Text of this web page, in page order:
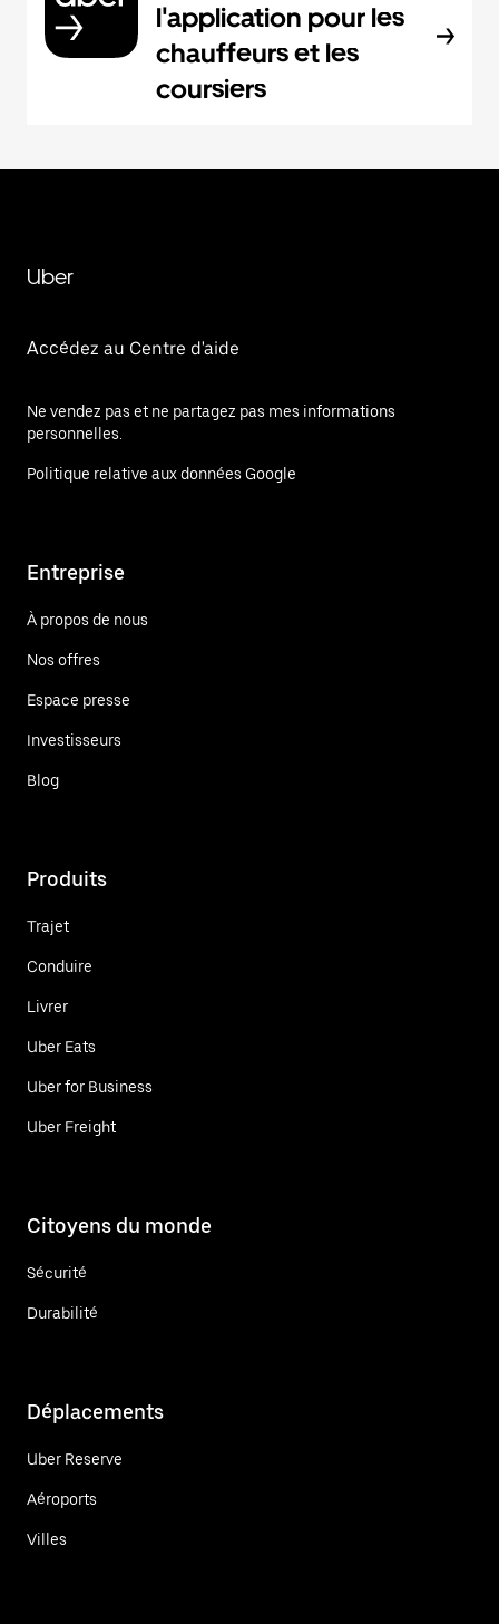
l'application pour les
chauffeurs et les
coursiers
Uber
Accédez au Centre d'aide
Ne vendez pas et ne partagez pas mes informations
personnelles.
Politique relative aux données Google
Entreprise
À propos de nous
Nos offres
Espace presse
Investisseurs
Blog
Produits
Trajet
Conduire
Livrer
Uber Eats
Uber for Business
Uber Freight
Citoyens du monde
Sécurité
Durabilité
Déplacements
Uber Reserve
Aéroports
Villes